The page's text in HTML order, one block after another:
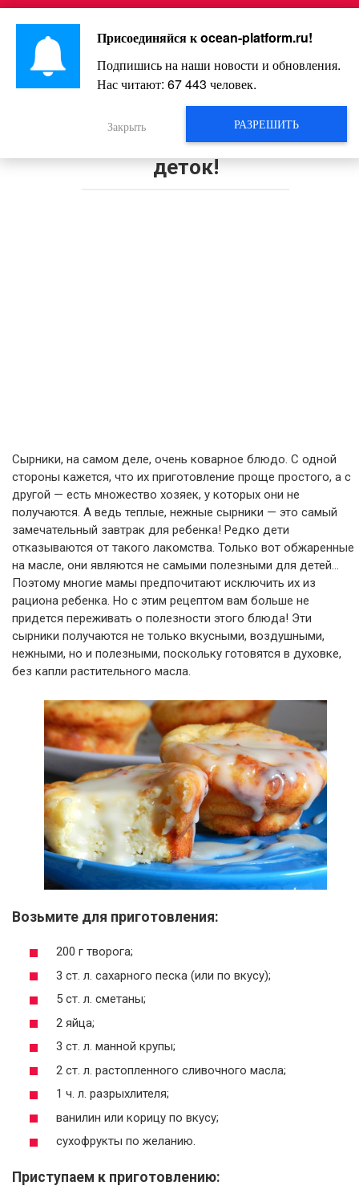
Перейти
контенту
Интересно и весело!
Необычный рецепт обычных
сырников — еще вкуснее и еще
полезнее. Специально для наших
деток!
Сырники, на самом деле, очень коварное блюдо. С одной
стороны кажется, что их приготовление проще простого, а с
другой — есть множество хозяек, у которых они не
получаются. А ведь теплые, нежные сырники — это самый
замечательный завтрак для ребенка! Редко дети
отказываются от такого лакомства. Только вот обжаренные
на масле, они являются не самыми полезными для детей…
Поэтому многие мамы предпочитают исключить их из
рациона ребенка. Но с этим рецептом вам больше не
придется переживать о полезности этого блюда! Эти
сырники получаются не только вкусными, воздушными,
нежными, но и полезными, поскольку готовятся в духовке,
без капли растительного масла.
Возьмите для приготовления:
200 г творога;
3 ст. л. сахарного песка (или по вкусу);
5 ст. л. сметаны;
2 яйца;
3 ст. л. манной крупы;
2 ст. л. растопленного сливочного масла;
1 ч. л. разрыхлителя;
ванилин или корицу по вкусу;
сухофрукты по желанию.
Приступаем к приготовлению:
Присоединяйся кocean-platform.ru!
Подпишись на наши новости и обновления.
Нас читают: 67 443 человек.
РАЗРЕШИТЬ
Закрыть